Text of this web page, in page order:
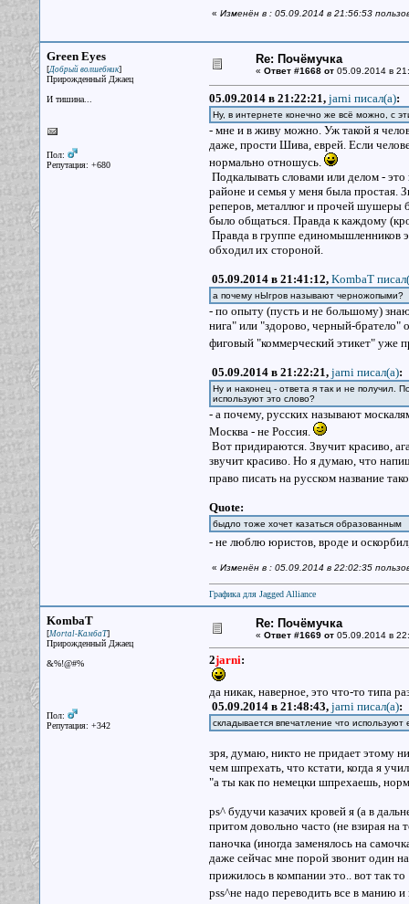
« Изменён в : 05.09.2014 в 21:56:53
Green Eyes
[Добрый волшебник]
Прирожденный Джаец
И тишина...
Пол:
Репутация: +680
Re: Почёмучка
« Ответ #1668 от05.09.2014 в
05.09.2014 в 21:22:21, jarni писал(a):
Ну, в интернете конечно же всё можно, с
- мне и в живу можно. Уж такой я
даже, прости Шива, еврей. Если
нормально отношусь.
Подкалывать словами или делом -
районе и семья у меня была
реперов, металлюг и прочей шушеры
было общаться. Правда к каждому
Правда в группе единомышленников
обходил их стороной.
05.09.2014 в 21:41:12, KombaT
а почему нЫгров называют черножопыми?
- по опыту (пусть и не большому)
нига" или "здорово, черный-братело"
фиговый "коммерческий этикет" уже
05.09.2014 в 21:22:21, jarni писал(a):
Ну и наконец - ответа я так и не получил.
используют это слово?
- а почему, русских называют
Москва - не Россия.
Вот придираются. Звучит красиво,
звучит красиво. Но я думаю, что
право писать на русском название
Quote:
быдло тоже хочет казаться образованным
- не люблю юристов, вроде и
« Изменён в : 05.09.2014 в 22:02:35
Графика для Jagged Alliance
KombaT
[Mortal-КамбаТ]
Прирожденный Джаец
&%!@#%
Пол:
Репутация: +342
Re: Почёмучка
« Ответ #1669 от05.09.2014 в
2jarni:
да никак, наверное, это что-то типа
05.09.2014 в 21:48:43, jarni писал(a):
складывается впечатление что
зря, думаю, никто не придает этому
чем шпрехать, что кстати, когда я
"а ты как по немецки шпрехаешь,
ps^ будучи казачих кровей я (а в
притом довольно часто (не взирая
паночка (иногда заменялось на
даже сейчас мне порой звонит один
прижилось в компании это.. вот так
pss^не надо переводить все в манию